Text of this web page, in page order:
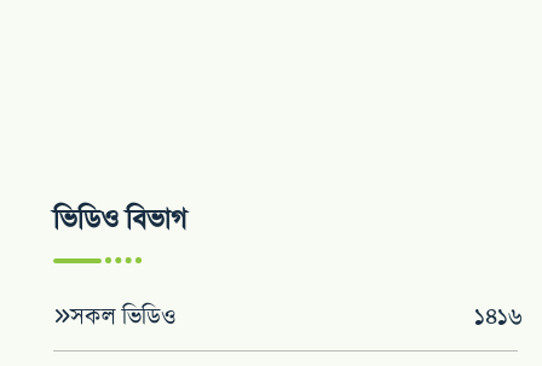
ভিডিও বিভাগ
সকল ভিডিও ১৪১৬